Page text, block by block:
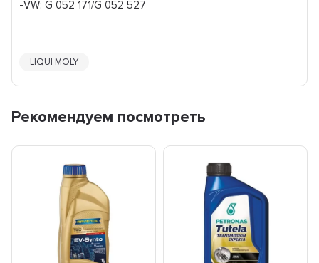
-VW: G 052 171/G 052 527
LIQUI MOLY
Рекомендуем посмотреть